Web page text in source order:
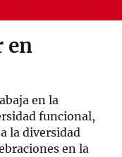
en
en la
funcional,
la diversidad
en la